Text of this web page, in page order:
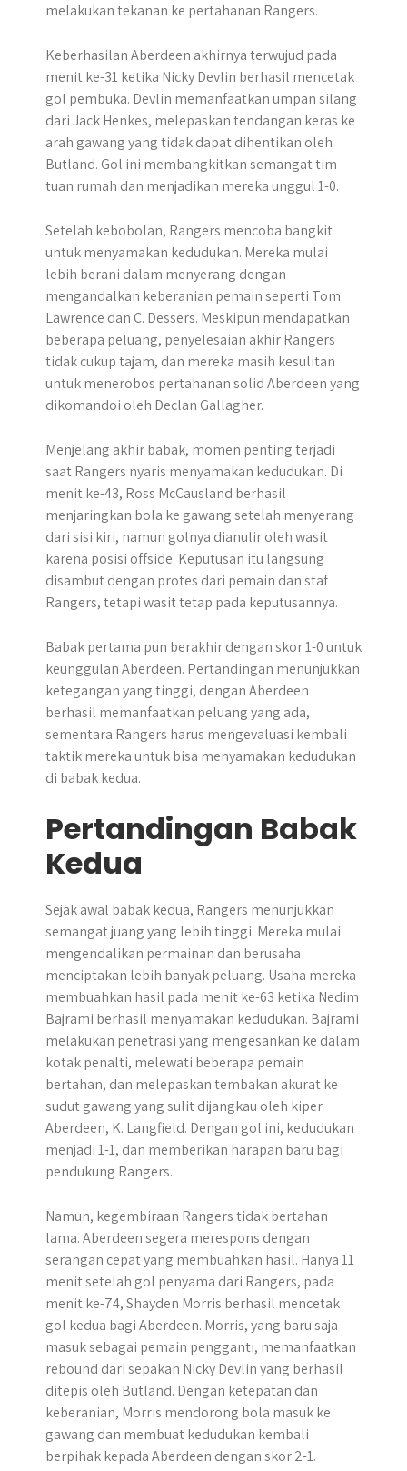
melakukan tekanan ke pertahanan Rangers.
Keberhasilan Aberdeen akhirnya terwujud pada
menit ke-31 ketika Nicky Devlin berhasil mencetak
gol pembuka. Devlin memanfaatkan umpan silang
dari Jack Henkes, melepaskan tendangan keras ke
arah gawang yang tidak dapat dihentikan oleh
Butland. Gol ini membangkitkan semangat tim
tuan rumah dan menjadikan mereka unggul 1-0.
Setelah kebobolan, Rangers mencoba bangkit
untuk menyamakan kedudukan. Mereka mulai
lebih berani dalam menyerang dengan
mengandalkan keberanian pemain seperti Tom
Lawrence dan C. Dessers. Meskipun mendapatkan
beberapa peluang, penyelesaian akhir Rangers
tidak cukup tajam, dan mereka masih kesulitan
untuk menerobos pertahanan solid Aberdeen yang
dikomandoi oleh Declan Gallagher.
Menjelang akhir babak, momen penting terjadi
saat Rangers nyaris menyamakan kedudukan. Di
menit ke-43, Ross McCausland berhasil
menjaringkan bola ke gawang setelah menyerang
dari sisi kiri, namun golnya dianulir oleh wasit
karena posisi offside. Keputusan itu langsung
disambut dengan protes dari pemain dan staf
Rangers, tetapi wasit tetap pada keputusannya.
​Babak pertama pun berakhir dengan skor 1-0 untuk
keunggulan Aberdeen.​ Pertandingan menunjukkan
ketegangan yang tinggi, dengan Aberdeen
berhasil memanfaatkan peluang yang ada,
sementara Rangers harus mengevaluasi kembali
taktik mereka untuk bisa menyamakan kedudukan
di babak kedua.
Pertandingan Babak
Kedua
Sejak awal babak kedua, Rangers menunjukkan
semangat juang yang lebih tinggi. Mereka mulai
mengendalikan permainan dan berusaha
menciptakan lebih banyak peluang. Usaha mereka
membuahkan hasil pada menit ke-63 ketika Nedim
Bajrami berhasil menyamakan kedudukan. Bajrami
melakukan penetrasi yang mengesankan ke dalam
kotak penalti, melewati beberapa pemain
bertahan, dan melepaskan tembakan akurat ke
sudut gawang yang sulit dijangkau oleh kiper
Aberdeen, K. Langfield. Dengan gol ini, kedudukan
menjadi 1-1, dan memberikan harapan baru bagi
pendukung Rangers.
Namun, kegembiraan Rangers tidak bertahan
lama. Aberdeen segera merespons dengan
serangan cepat yang membuahkan hasil. Hanya 11
menit setelah gol penyama dari Rangers, pada
menit ke-74, Shayden Morris berhasil mencetak
gol kedua bagi Aberdeen. Morris, yang baru saja
masuk sebagai pemain pengganti, memanfaatkan
rebound dari sepakan Nicky Devlin yang berhasil
ditepis oleh Butland. Dengan ketepatan dan
keberanian, Morris mendorong bola masuk ke
gawang dan membuat kedudukan kembali
berpihak kepada Aberdeen dengan skor 2-1.